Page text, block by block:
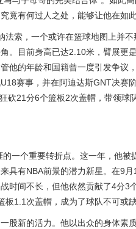
竟有何过人之处，能够让他在如
索，一个或许在篮球地图上并
。目前身高已达2.10米，臂展更
他的年龄和国籍曾一度引发争议
赛事，并在阿迪达斯GNT决赛
砍21分6个篮板2次盖帽，带领球
一个重要转折点。这一年，他被
具有NBA前景的潜力新星。在9
时间不长，但他依然贡献了4分3
1.1次盖帽，成为了球队不可或缺
股新的活力。他以出众的身体素